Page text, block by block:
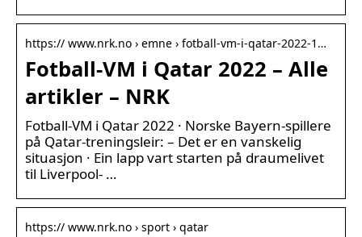
https:// www.nrk.no › emne › fotball-vm-i-qatar-2022-1…
Fotball-VM i Qatar 2022 – Alle
artikler – NRK
Fotball-VM i Qatar 2022 · Norske Bayern-spillere
på Qatar-treningsleir: – Det er en vanskelig
situasjon · Ein lapp vart starten på draumelivet
til Liverpool- …
https:// www.nrk.no › sport › qatar